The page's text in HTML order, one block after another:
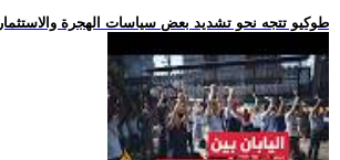
.. طوكيو تتجه نحو تشديد بعض سياسات الهجرة والاستثمار